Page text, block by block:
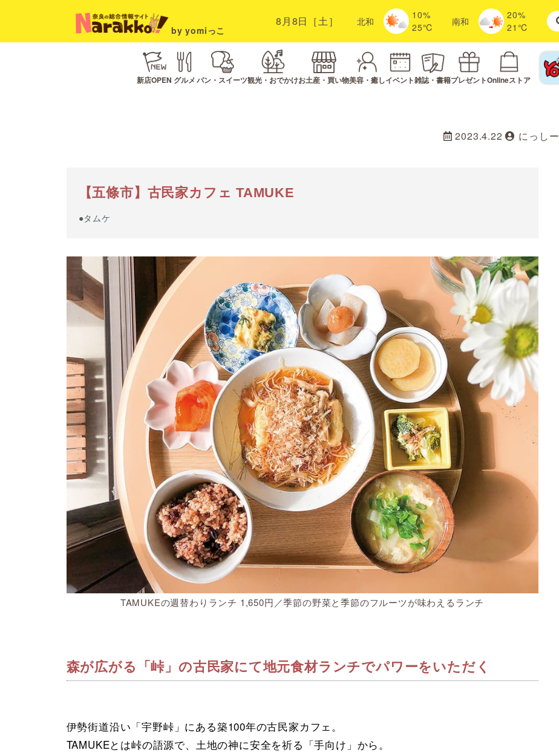
by yomiっこ
8月8日［土］ 北和
10%
25℃
南和
20%
21℃
新店OPEN グルメ パン・スイーツ観光・おでかけお土産・買い物美容・癒しイベント雑誌・書籍プレゼントOnlineストア
2023.4.22 にっしー
【五條市】古民家カフェ TAMUKE
●タムケ
TAMUKEの週替わりランチ 1,650円／季節の野菜と季節のフルーツが味わえるランチ
森が広がる「峠」の古民家にて地元食材ランチでパワーをいただく
伊勢街道沿い「宇野峠」にある築100年の古民家カフェ。
TAMUKEとは峠の語源で、土地の神に安全を祈る「手向け」から。